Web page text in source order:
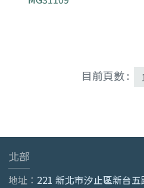
目前頁數 :
北部
地址： 221 新北市汐止區新台